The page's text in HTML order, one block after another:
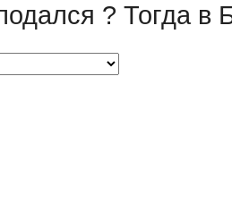
? Тогда в